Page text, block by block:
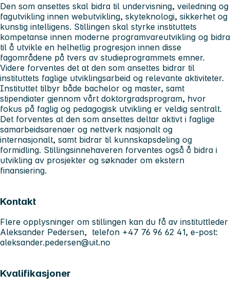
Den som ansettes skal bidra til undervisning, veiledning og
fagutvikling innen webutvikling, skyteknologi, sikkerhet og
kunstig intelligens. Stillingen skal styrke instituttets
kompetanse innen moderne programvareutvikling og bidra
til å utvikle en helhetlig progresjon innen disse
fagområdene på tvers av studieprogrammets emner.
Videre forventes det at den som ansettes bidrar til
instituttets faglige utviklingsarbeid og relevante aktiviteter.
Instituttet tilbyr både bachelor og master, samt
stipendiater gjennom vårt doktorgradsprogram, hvor
fokus på faglig og pedagogisk utvikling er veldig sentralt.
Det forventes at den som ansettes deltar aktivt i faglige
samarbeidsarenaer og nettverk nasjonalt og
internasjonalt, samt bidrar til kunnskapsdeling og
formidling. Stillingsinnehaveren forventes også å bidra i
utvikling av prosjekter og søknader om ekstern
finansiering.
Kontakt
Flere opplysninger om stillingen kan du få av instituttleder
Aleksander Pedersen, telefon +47 76 96 62 41, e-post:
aleksander.pedersen@uit.no
Kvalifikasjoner